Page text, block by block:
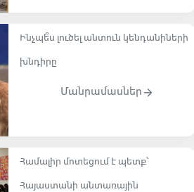
Ինչպե՞ս լուծել անտուն կենդանիների
խնդիրը
Մանրամասներ
Համալիր մոտեցում է պետք՝
Հայաստանի անտառային